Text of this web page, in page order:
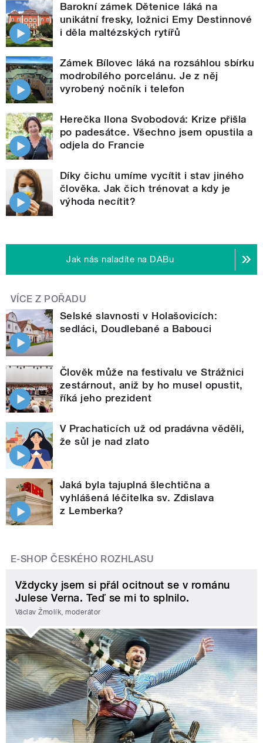
Barokní zámek Dětenice láká na
unikátní fresky, ložnici Emy Destinnové
i děla maltézských rytířů
Zámek Bílovec láká na rozsáhlou sbírku
modrobílého porcelánu. Je z něj
vyrobený nočník i telefon
Herečka Ilona Svobodová: Krize přišla
po padesátce. Všechno jsem opustila a
odjela do Francie
Díky čichu umíme vycítit i stav jiného
člověka. Jak čich trénovat a kdy je
výhoda necítit?
Jak nás naladíte na DABu
VÍCE Z POŘADU
Selské slavnosti v Holašovicích:
sedláci, Doudlebané a Babouci
Člověk může na festivalu ve Strážnici
zestárnout, aniž by ho musel opustit,
říká jeho prezident
V Prachaticích už od pradávna věděli,
že sůl je nad zlato
Jaká byla tajuplná šlechtična a
vyhlášená léčitelka sv. Zdislava
z Lemberka?
E-SHOP ČESKÉHO ROZHLASU
Vždycky jsem si přál ocitnout se v románu
Julese Verna. Teď se mi to splnilo.
Václav Žmolík, moderátor